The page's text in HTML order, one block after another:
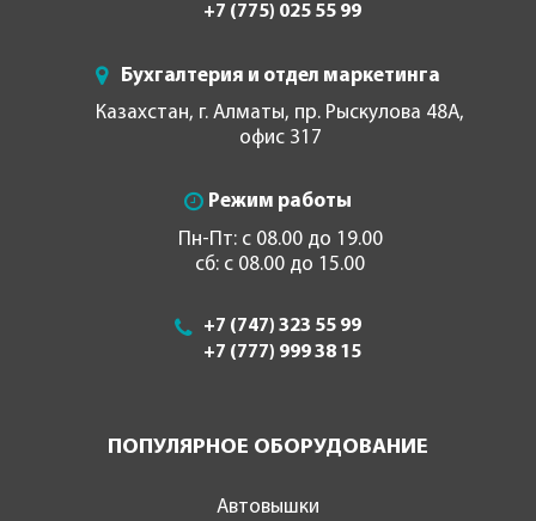
+7 (775) 025 55 99
Бухгалтерия и отдел маркетинга
Казахстан, г. Алматы, пр. Рыскулова 48А,
офис 317
Режим работы
Пн-Пт: с 08.00 до 19.00
сб: с 08.00 до 15.00
+7 (747) 323 55 99
+7 (777) 999 38 15
ПОПУЛЯРНОЕ ОБОРУДОВАНИЕ
Автовышки